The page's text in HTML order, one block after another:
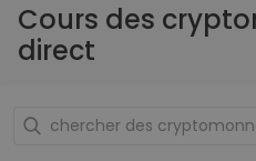
Cours des
direct